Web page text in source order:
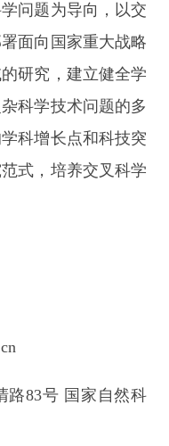
问题为导向，以交
面向国家重大战略
研究，建立健全学
科学技术问题的多
科增长点和科技突
式，培养交叉科学
83号 国家自然科